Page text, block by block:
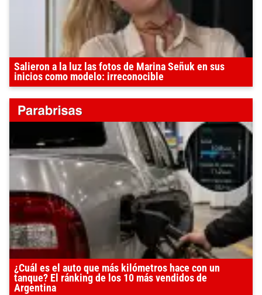
Salieron a la luz las fotos de Marina Señuk en sus
inicios como modelo: irreconocible
¿Cuál es el auto que más kilómetros hace con un
tanque? El ránking de los 10 más vendidos de
Argentina